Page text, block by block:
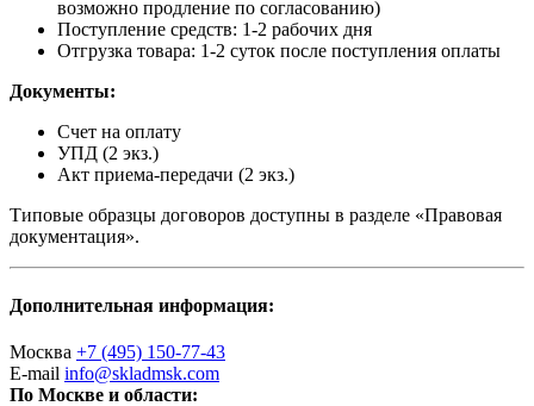
возможно продление по согласованию)
Поступление средств: 1-2 рабочих дня
Отгрузка товара: 1-2 суток после поступления оплаты
Документы:
Счет на оплату
УПД (2 экз.)
Акт приема-передачи (2 экз.)
Типовые образцы договоров доступны в разделе «Правовая
документация».
Дополнительная информация:
Москва +7 (495) 150-77-43
E-mail info@skladmsk.com
По Москве и области: